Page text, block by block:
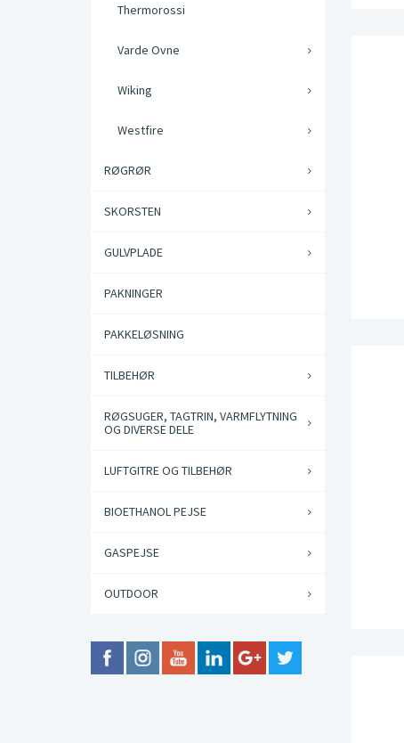
Thermorossi
Varde Ovne
Wiking
Westfire
RØGRØR
SKORSTEN
GULVPLADE
PAKNINGER
PAKKELØSNING
TILBEHØR
RØGSUGER, TAGTRIN, VARMFLYTNING
OG DIVERSE DELE
LUFTGITRE OG TILBEHØR
BIOETHANOL PEJSE
GASPEJSE
OUTDOOR